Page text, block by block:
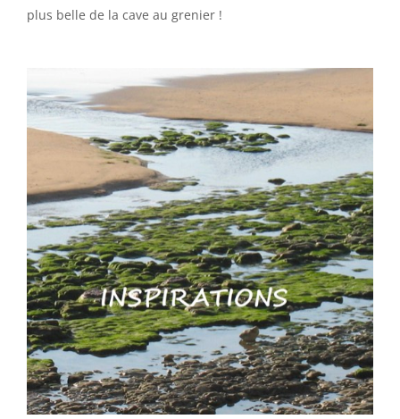
plus belle de la cave au grenier !